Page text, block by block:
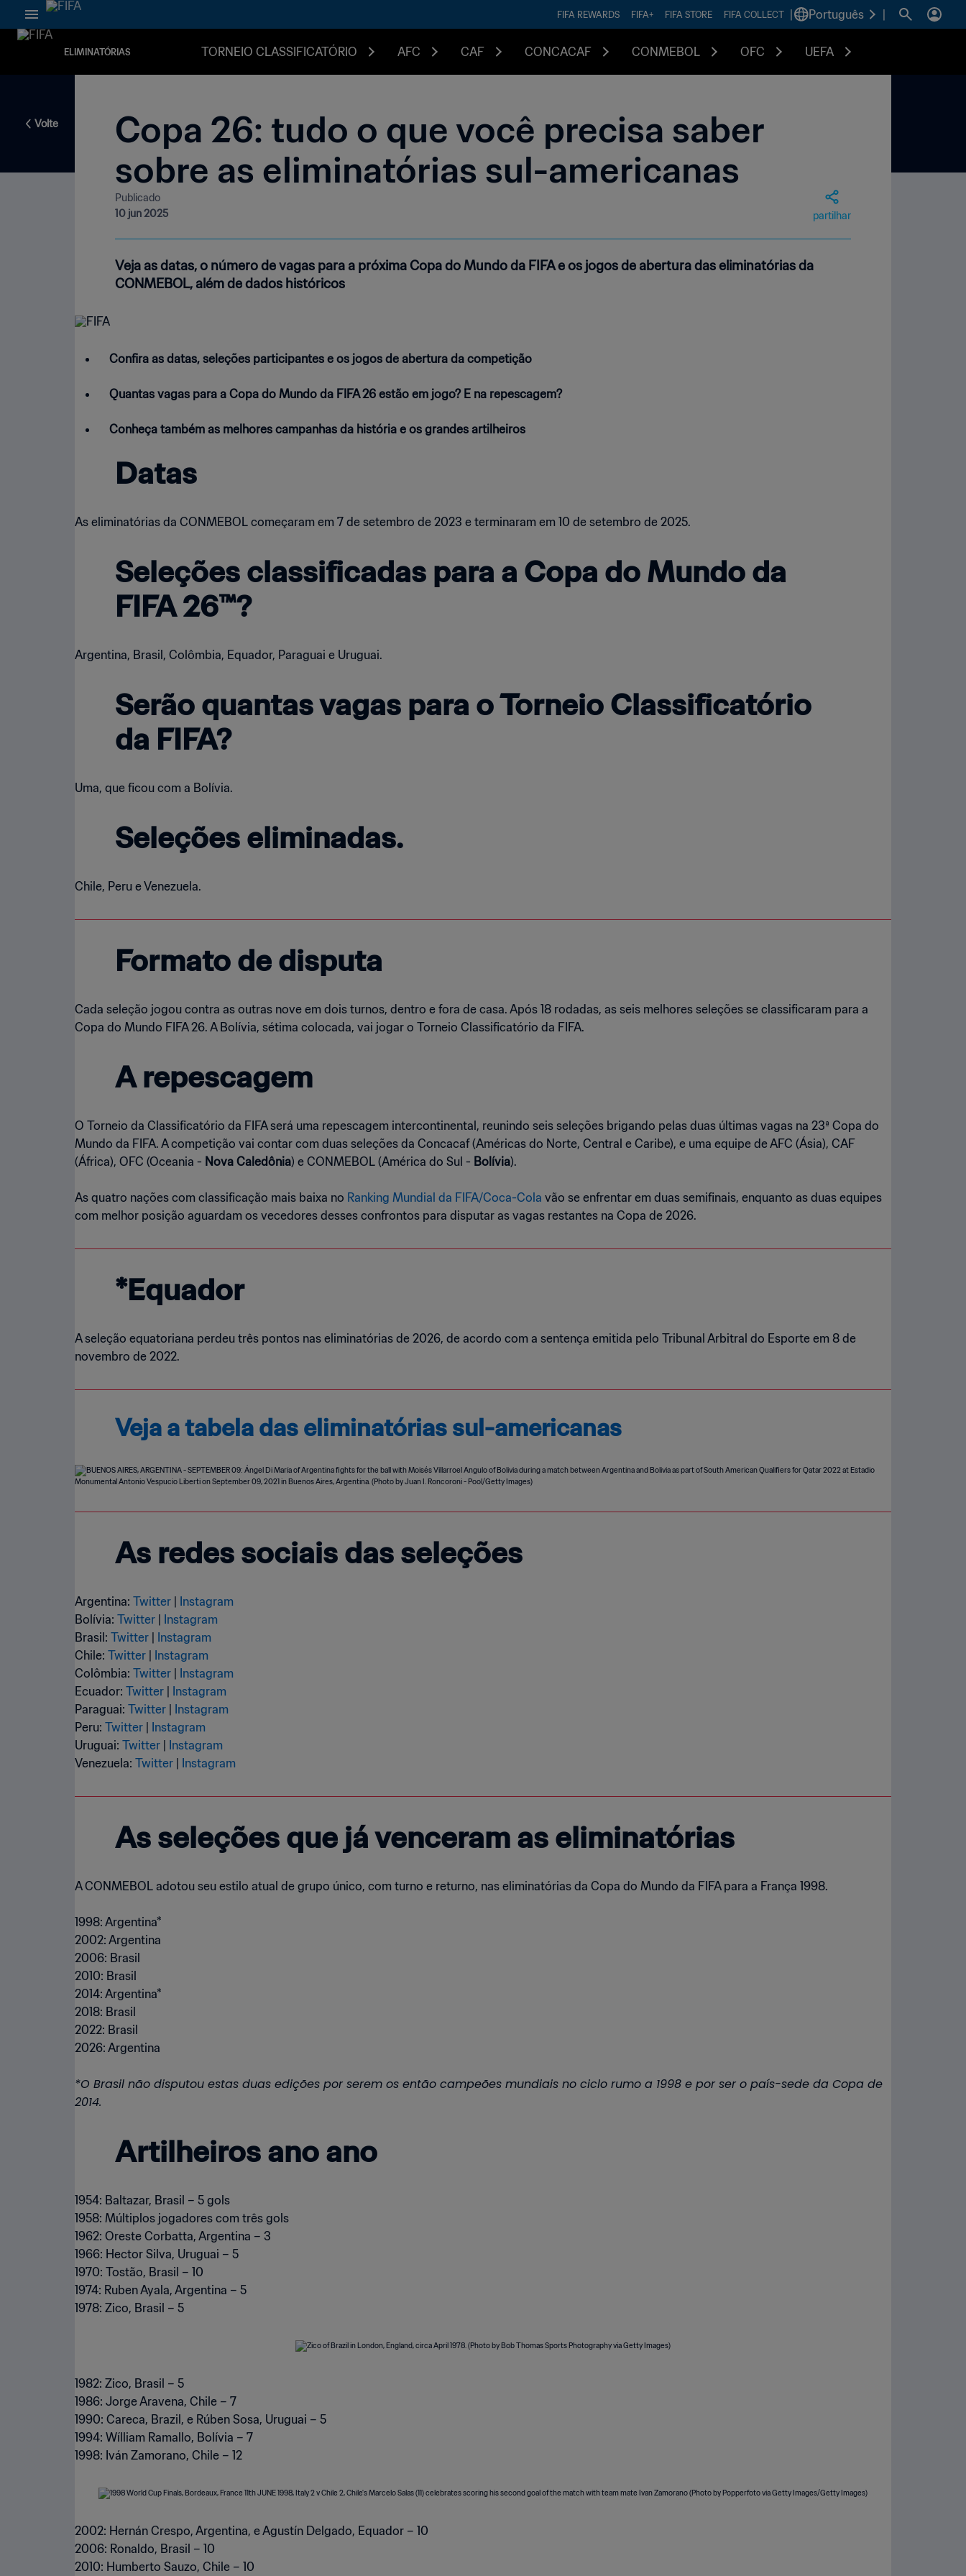
FIFA REWARDS FIFA+ FIFA STORE FIFA COLLECT Português
ELIMINATÓRIAS TORNEIO CLASSIFICATÓRIO AFC CAF CONCACAF CONMEBOL OFC UEFA
Volte
Copa 26: tudo o que você precisa saber
sobre as eliminatórias sul-americanas
Publicado
10 jun 2025
partilhar
Veja as datas, o número de vagas para a próxima Copa do Mundo da FIFA e os jogos de abertura das eliminatórias da
CONMEBOL, além de dados históricos
Confira as datas, seleções participantes e os jogos de abertura da competição
Quantas vagas para a Copa do Mundo da FIFA 26 estão em jogo? E na repescagem?
Conheça também as melhores campanhas da história e os grandes artilheiros
Datas
As eliminatórias da CONMEBOL começaram em 7 de setembro de 2023 e terminaram em 10 de setembro de 2025.
Seleções classificadas para a Copa do Mundo da
FIFA 26™?
Argentina, Brasil, Colômbia, Equador, Paraguai e Uruguai.
Serão quantas vagas para o Torneio Classificatório
da FIFA?
Uma, que ficou com a Bolívia.
Seleções eliminadas.
Chile, Peru e Venezuela.
Formato de disputa
Cada seleção jogou contra as outras nove em dois turnos, dentro e fora de casa. Após 18 rodadas, as seis melhores seleções se classificaram para a
Copa do Mundo FIFA 26. A Bolívia, sétima colocada, vai jogar o Torneio Classificatório da FIFA.
A repescagem
O Torneio da Classificatório da FIFA será uma repescagem intercontinental, reunindo seis seleções brigando pelas duas últimas vagas na 23ª Copa do
Mundo da FIFA. A competição vai contar com duas seleções da Concacaf (Américas do Norte, Central e Caribe), e uma equipe de AFC (Ásia), CAF
(África), OFC (Oceania - Nova Caledônia) e CONMEBOL (América do Sul - Bolívia).
As quatro nações com classificação mais baixa no Ranking Mundial da FIFA/Coca-Cola vão se enfrentar em duas semifinais, enquanto as duas equipes
com melhor posição aguardam os vecedores desses confrontos para disputar as vagas restantes na Copa de 2026.
*Equador
A seleção equatoriana perdeu três pontos nas eliminatórias de 2026, de acordo com a sentença emitida pelo Tribunal Arbitral do Esporte em 8 de
novembro de 2022.
Veja a tabela das eliminatórias sul-americanas
As redes sociais das seleções
Argentina: Twitter
Instagram
Bolívia: Twitter
Instagram
Brasil: Twitter
Instagram
Chile: Twitter
Instagram
Colômbia: Twitter
Instagram
Ecuador: Twitter
Instagram
Paraguai: Twitter
Instagram
Peru: Twitter
Instagram
Uruguai: Twitter
Instagram
Venezuela: Twitter Instagram
As seleções que já venceram as eliminatórias
A CONMEBOL adotou seu estilo atual de grupo único, com turno e returno, nas eliminatórias da Copa do Mundo da FIFA para a França 1998.
1998: Argentina*
2002: Argentina
2006: Brasil
2010: Brasil
2014: Argentina*
2018: Brasil
2022: Brasil
2026: Argentina
*O Brasil não disputou estas duas edições por serem os então campeões mundiais no ciclo rumo a 1998 e por ser o país-sede da Copa de
2014.
Artilheiros ano ano
1954: Baltazar, Brasil – 5 gols
1958: Múltiplos jogadores com três gols
1962: Oreste Corbatta, Argentina – 3
1966: Hector Silva, Uruguai – 5
1970: Tostão, Brasil – 10
1974: Ruben Ayala, Argentina – 5
1978: Zico, Brasil – 5
1982: Zico, Brasil – 5
1986: Jorge Aravena, Chile – 7
1990: Careca, Brazil, e Rúben Sosa, Uruguai – 5
1994: Wílliam Ramallo, Bolívia – 7
1998: Iván Zamorano, Chile – 12
2002: Hernán Crespo, Argentina, e Agustín Delgado, Equador – 10
2006: Ronaldo, Brasil – 10
2010: Humberto Sauzo, Chile – 10